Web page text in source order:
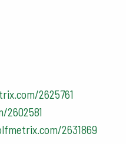
2625761
2631869